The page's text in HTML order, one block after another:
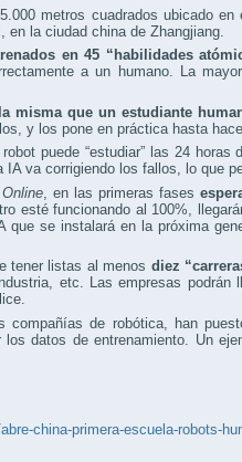
metros cuadrados ubicado
la ciudad china de Zhangjiang.
en 45 “habilidades
a un humano. La
misma que un estudiante
y los pone en práctica hasta
puede “estudiar” las 24 horas
va corrigiendo los fallos, lo que
, en las primeras fases
esté funcionando al 100%,
que se instalará en la próxima
tener listas al menos diez
etc. Las empresas podrán
compañías de robótica, han
datos de entrenamiento. Un
china-primera-escuela-robots-